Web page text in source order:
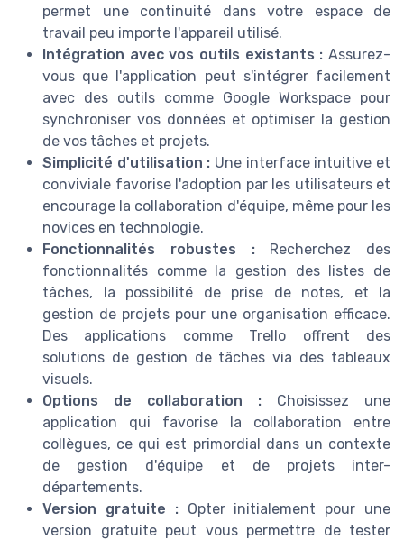
permet une continuité dans votre espace de
travail peu importe l'appareil utilisé.
Intégration avec vos outils existants : Assurez-
vous que l'application peut s'intégrer facilement
avec des outils comme Google Workspace pour
synchroniser vos données et optimiser la gestion
de vos tâches et projets.
Simplicité d'utilisation : Une interface intuitive et
conviviale favorise l'adoption par les utilisateurs et
encourage la collaboration d'équipe, même pour les
novices en technologie.
Fonctionnalités robustes :Recherchez des
fonctionnalités comme la gestion des listes de
tâches, la possibilité de prise de notes, et la
gestion de projets pour une organisation efficace.
Des applications comme Trello offrent des
solutions de gestion de tâches via des tableaux
visuels.
Options de collaboration : Choisissez une
application qui favorise la collaboration entre
collègues, ce qui est primordial dans un contexte
de gestion d'équipe et de projets inter-
départements.
Version gratuite :Opter initialement pour une
version gratuite peut vous permettre de tester